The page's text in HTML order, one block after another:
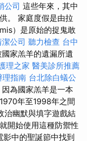
公司 這些年來，其中
。 家庭度假是由拉
）是原始的捉鬼敢
潔公司 聽力檢查 台中
家羔羊的遺漏所遺
理之家 醫美診所推薦
理指南 台北除白蟻公
為國家羔羊是一本
年至1998年之間
治幽默與填字遊戲結
開始使用這種防禦性
影中的聖誕節中找到